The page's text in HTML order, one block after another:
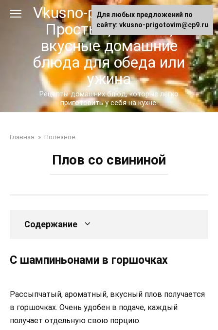
Vkusno-prigotovim.ru -
Простые, сытные,
вкусные домашние
блюда для обеда или
ужина
Рецепты домашних блюд, которые легко
приготовить у себя на кухне.
Главная » Полезное
Плов со свининой
Содержание
С шампиньонами в горшочках
Рассыпчатый, ароматный, вкусный плов получается
в горшочках. Очень удобен в подаче, каждый
получает отдельную свою порцию.
Для любых предложений по
сайту: vkusno-prigotovim@cp9.ru